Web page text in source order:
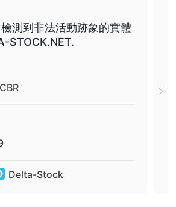
測到非法活動跡象的實體
STOCK.NET.
Delta-Stock